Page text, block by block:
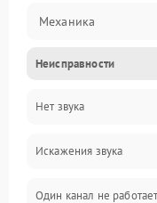
Механика
Управление
Корпус/
Электронные
Неисправности
Нет звука
Искажения звука
Один канал не работает